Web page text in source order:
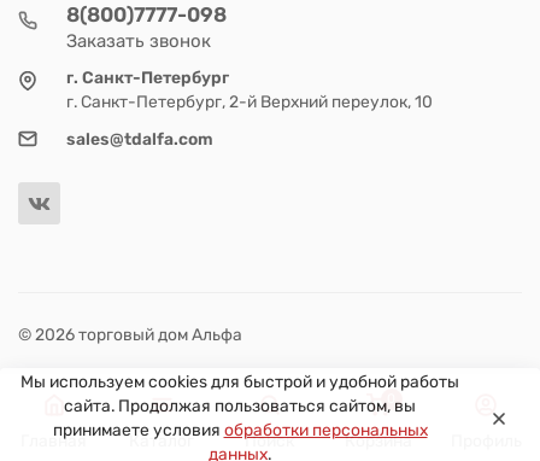
8(800)7777-098
Заказать звонок
г. Санкт-Петербург
г. Санкт-Петербург, 2-й Верхний переулок, 10
sales@tdalfa.com
© 2026 торговый дом Альфа
Мы используем cookies для быстрой и удобной работы
сайта. Продолжая пользоваться сайтом, вы
принимаете условия обработки персональных
данных.
Главная Каталог Поиск
0
Корзина